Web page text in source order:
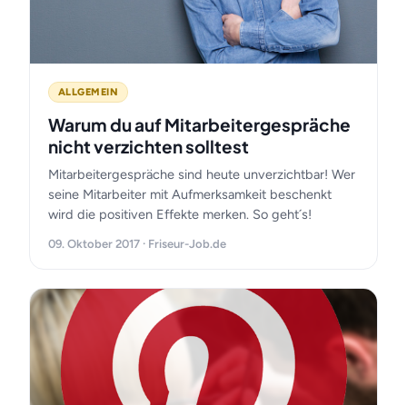
ALLGEMEIN
Warum du auf Mitarbeitergespräche
nicht verzichten solltest
Mitarbeitergespräche sind heute unverzichtbar! Wer
seine Mitarbeiter mit Aufmerksamkeit beschenkt
wird die positiven Effekte merken. So geht´s!
09. Oktober 2017 · Friseur-Job.de